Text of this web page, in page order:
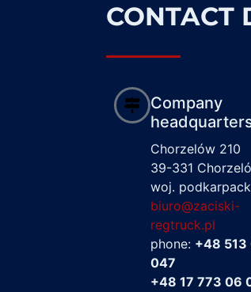
CONTACT
Company
Chorzelów 210
39-331
woj.
biuro@zaciski-
regtruck.pl
phone: +48
047
+48 17 773 06